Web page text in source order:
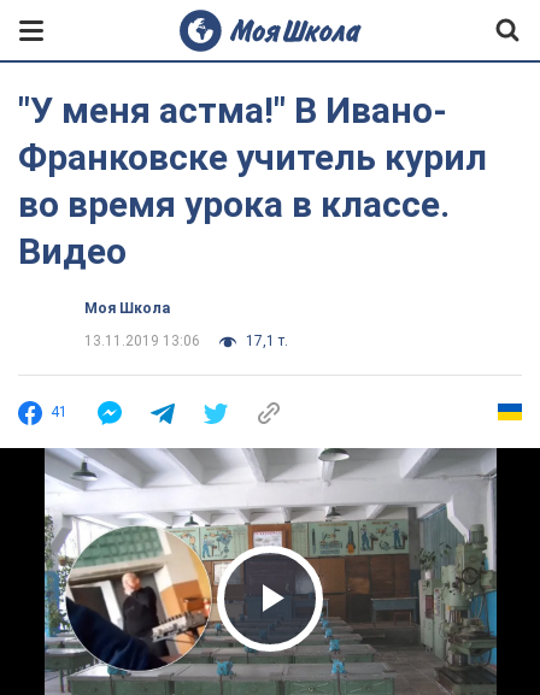
"У меня астма!" В Ивано-
Франковске учитель курил
во время урока в классе.
Видео
Моя Школа
13.11.2019 13:06
17,1 т.
41
Play Video